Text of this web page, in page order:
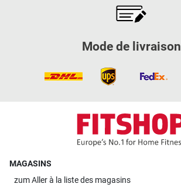
Mode de livraison
MAGASINS
zumAller à la liste des magasins